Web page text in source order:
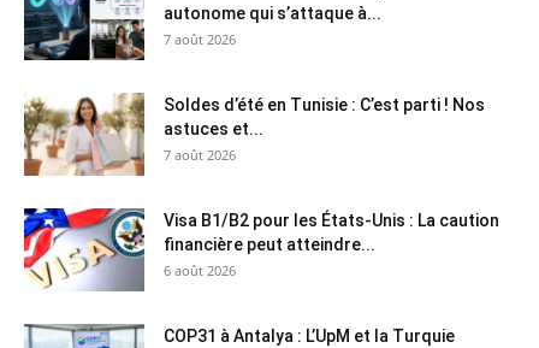
autonome qui s’attaque à...
7 août 2026
Soldes d’été en Tunisie : C’est parti ! Nos
astuces et...
7 août 2026
Visa B1/B2 pour les États-Unis : La caution
financière peut atteindre...
6 août 2026
COP31 à Antalya : L’UpM et la Turquie